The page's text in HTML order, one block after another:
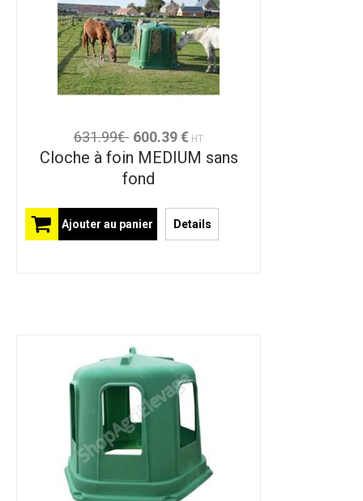
631.99€ 600.39 € HT
Cloche à foin MEDIUM sans
fond
Ajouter au panier Details